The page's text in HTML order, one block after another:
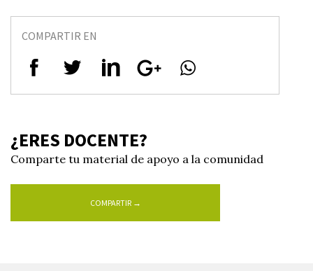
COMPARTIR EN
¿ERES DOCENTE?
Comparte tu material de apoyo a la comunidad
COMPARTIR →